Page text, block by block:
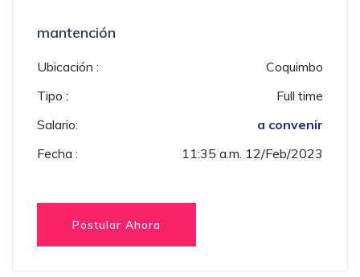
mantención
Ubicación :
Coquimbo
Tipo :
Full time
Salario:
a convenir
Fecha :
11:35 a.m. 12/Feb/2023
Postular Ahora